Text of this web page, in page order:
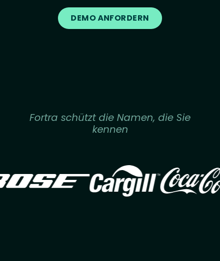
DEMO ANFORDERN
Fortra schützt die Namen, die Sie
kennen
Image